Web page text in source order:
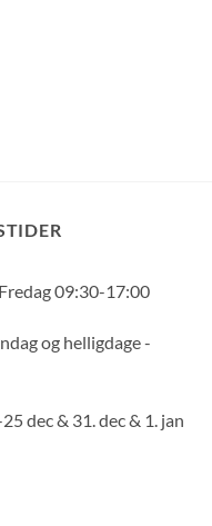
09:30-17:00
og helligdage -
dec & 31. dec & 1. jan